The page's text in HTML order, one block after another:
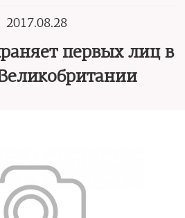
2017.08.28
первых лиц в